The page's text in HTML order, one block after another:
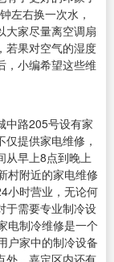
左右换一次水，
大家尽量离空调扇
若果对空气的湿度
，小编希望这些维
中路205号设有家
提供家电维修，
从早上8点到晚上
村附近的家电维修
小时营业，无论何
于需要专业制冷设
电制冷维修是一个
户家中的制冷设备